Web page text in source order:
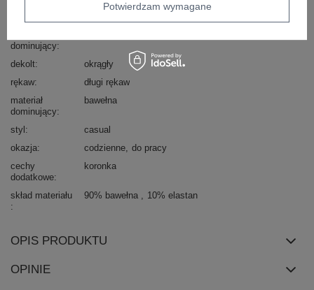
dominujący
dekolt
okrągły
rękaw
długi rękaw
materiał
dominujący
bawełna
styl
casual
okazja
codzienne do pracy
cechy
dodatkowe
koronka
skład materiału 90% bawełna 10% elastan
OPIS PRODUKTU
OPINIE
Potwierdzam wymagane